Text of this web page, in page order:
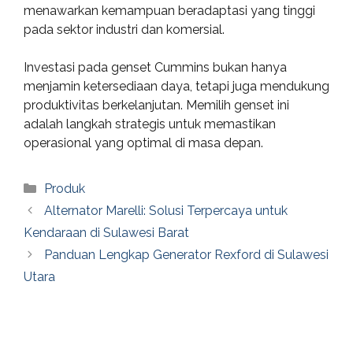
menawarkan kemampuan beradaptasi yang tinggi
pada sektor industri dan komersial.
Investasi pada genset Cummins bukan hanya
menjamin ketersediaan daya, tetapi juga mendukung
produktivitas berkelanjutan. Memilih genset ini
adalah langkah strategis untuk memastikan
operasional yang optimal di masa depan.
Categories
Produk
Alternator Marelli: Solusi Terpercaya untuk
Kendaraan di Sulawesi Barat
Panduan Lengkap Generator Rexford di Sulawesi
Utara